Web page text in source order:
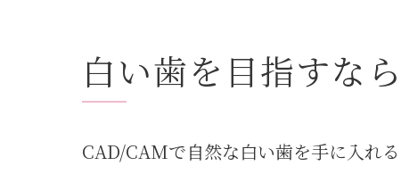
白い歯を目指すな
CAD/CAMで自然な白い歯を手に入れ